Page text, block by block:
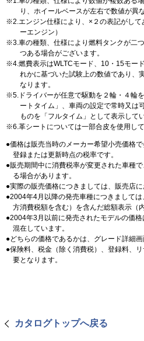
り、ホイールベースが左右で数値が異
2.エンジン仕様により、×２の表記がし
ーエンジン）
3.車の種類、仕様により燃料タンクが二
つある場合がございます。
4.燃費表示はWLTCモード、10・15モー
れかに基づいた試験上の数値であり、
なります。
5.ドライバーが任意で駆動を２輪・４輪
ートタイム」、車両の設定で常時又は
ものを「フルタイム」として表示してい
6.革シートについては一部合皮を使用し
価格は販売当時のメーカー希望小売価格
登録または更新時点の税率です。
販売期間中に消費税率が変更された車種
る場合があります。
実際の販売価格につきましては、販売店に
2004年4月以降の発売車種につきまして
方消費税額を含む）を含んだ総額表示（
2004年3月以前に発売されたモデルの価
混在しています。
どちらの価格であるかは、グレード詳細画
保険料、税金（除く消費税）、登録料、
要となります。
カタログトップへ戻る